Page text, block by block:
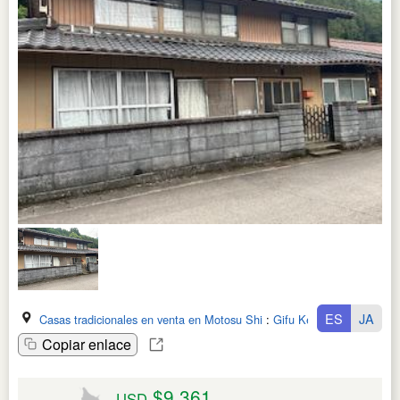
Casas tradicionales en venta en Motosu Shi : Gifu Ken
Copiar enlace
ES JA